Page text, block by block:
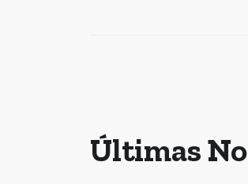
Últimas